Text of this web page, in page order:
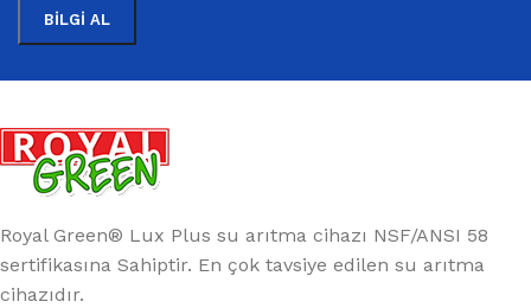
Royal Green® Lux Plus su arıtma cihazı NSF/ANSI 58
sertifikasına Sahiptir. En çok tavsiye edilen su arıtma
cihazıdır.